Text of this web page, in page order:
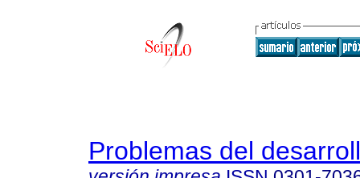
Problemas del